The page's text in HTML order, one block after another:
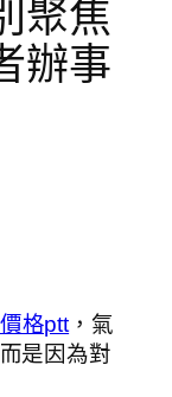
聚焦
辦事
格ptt ，氣
是因為對